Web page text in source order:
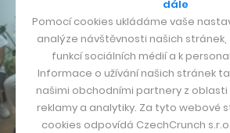
dále
Pomocí cookies ukládáme vaše
analýze návštěvnosti našich
funkcí sociálních médií a k
Informace o užívání našich stránek
našimi obchodními partnery z oblasti
reklamy a analytiky. Za tyto webové
cookies odpovídá CzechCrunch